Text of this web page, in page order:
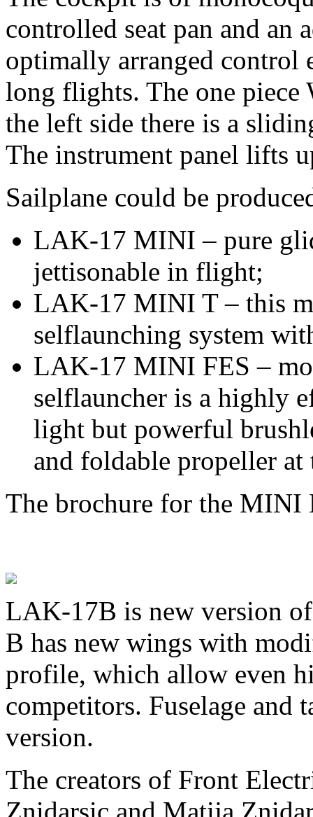
controlled seat pan and an
optimally arranged control
long flights. The one piece
the left side there is a
The instrument panel lifts
Sailplane could be
LAK-17 MINI – pure
jettisonable in flight;
LAK-17 MINI T – this
selflaunching system
LAK-17 MINI FES –
selflauncher is a highly
light but powerful
and foldable propeller
The brochure for the
LAK-17B is new version
B has new wings with
profile, which allow even
competitors. Fuselage
version.
The creators of Front